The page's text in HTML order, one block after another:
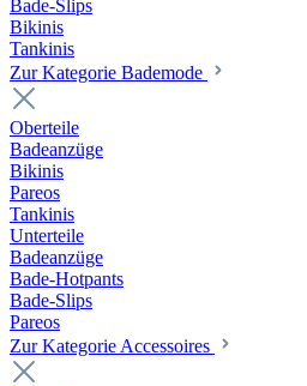
Bade-Slips
Bikinis
Tankinis
Zur Kategorie Bademode
Oberteile
Badeanzüge
Bikinis
Pareos
Tankinis
Unterteile
Badeanzüge
Bade-Hotpants
Bade-Slips
Pareos
Zur Kategorie Accessoires